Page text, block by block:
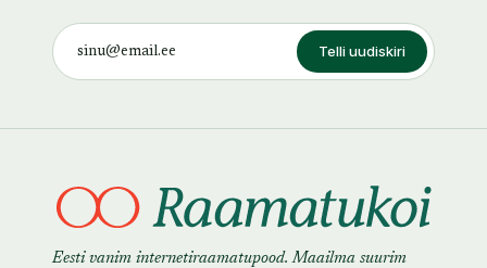
Telli uudiskiri
Eesti vanim internetiraamatupood. Maailma suurim